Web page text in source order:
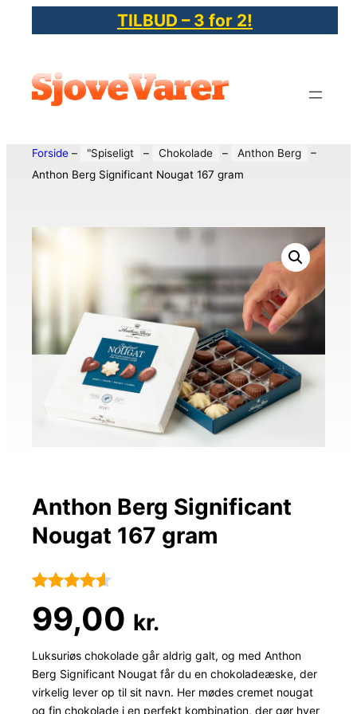
TILBUD – 3 for 2!
Forside – "Spiseligt – Chokolade – Anthon Berg
–
Anthon Berg Significant Nougat 167 gram
Anthon Berg Significant
Nougat 167 gram
som4.5
ud af 5
baseret
på
99,00 kr.
Luksuriøs chokolade går aldrig galt, og med Anthon
Berg Significant Nougat får du en chokoladeæske, der
virkelig lever op til sit navn. Her mødes cremet nougat
og fin chokolade i en perfekt kombination, der gør hver